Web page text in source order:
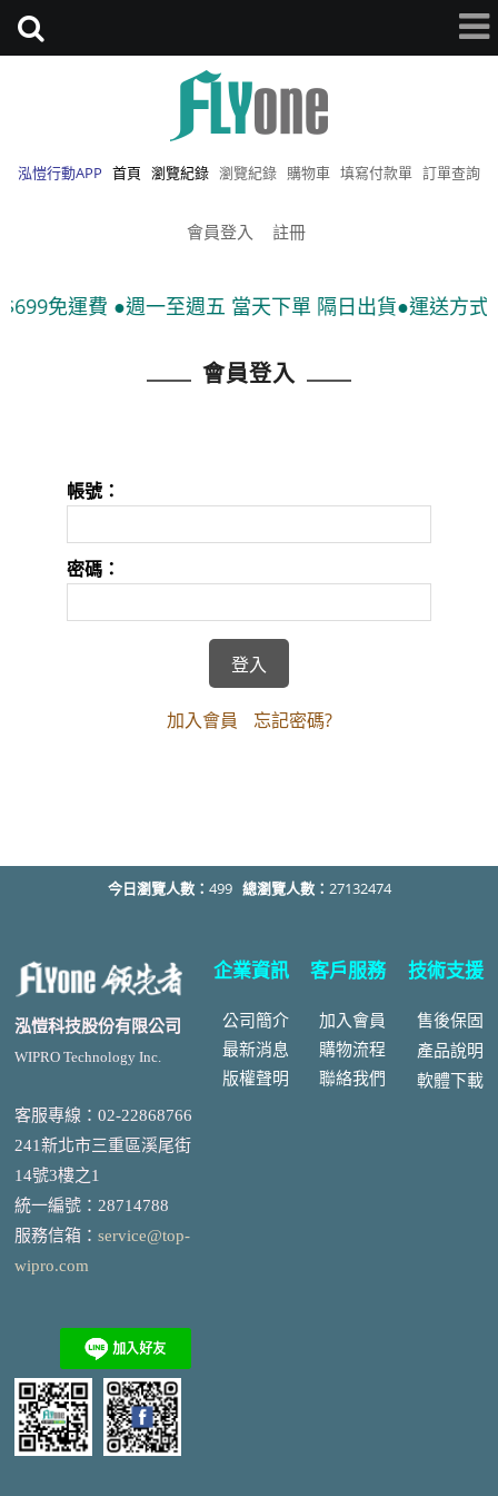
泓愷行動APP 首頁 瀏覽紀錄 瀏覽紀錄 購物車 填寫付款單 訂單查詢
會員登入 註冊
免運費 ●週一至週五 當天下單 隔日出貨●運送方式:
會員登入
帳號：
密碼：
加入會員 忘記密碼?
今日瀏覽人數： 499 總瀏覽人數： 27132474
泓愷科技股份有限公司
WIPRO Technology Inc.
客服專線：02-22868766
241新北市三重區溪尾街
14號3樓之1
統一編號 ： 28714788
服務信箱： service@top-
wipro.com
企業資訊
公司簡介
最新消息
版權聲明
客戶服務
加入會員
購物流程
聯絡我們
技術支援
售後保固
產品說明
軟體下載